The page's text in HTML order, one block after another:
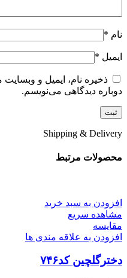
نام *
ایمیل *
ذخیره نام، ایمیل و
دوباره دیدگاهی می‌نویسم.
Shipping & Delivery
محصولات مرتبط
افزودن به سبد خرید
مشاهده سریع
مقایسه
افزودن به علاقه مندی ها
دخترگلچین کد۷۴۶